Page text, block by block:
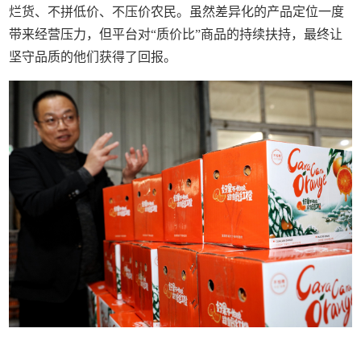
烂货、不拼低价、不压价农民。虽然差异化的产品定位一度
带来经营压力，但平台对“质价比”商品的持续扶持，最终让
坚守品质的他们获得了回报。